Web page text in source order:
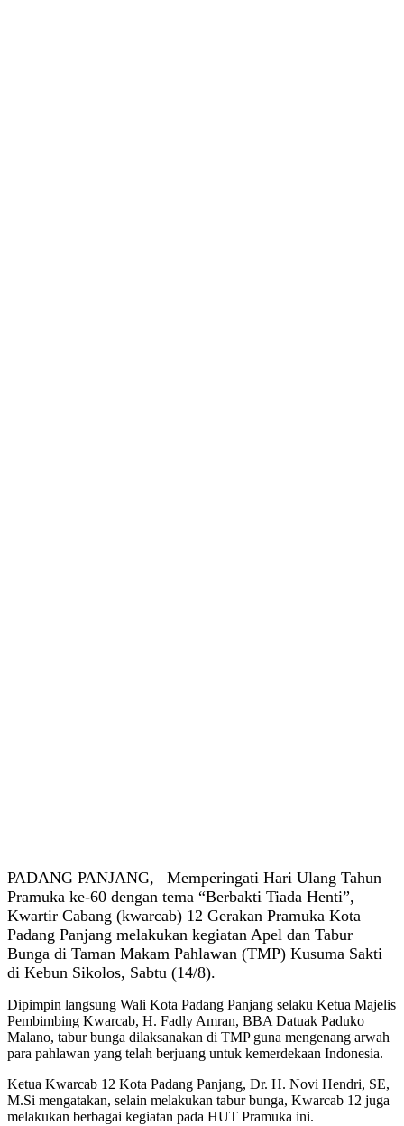
PADANG PANJANG,– Memperingati Hari Ulang Tahun
Pramuka ke-60 dengan tema “Berbakti Tiada Henti”,
Kwartir Cabang (kwarcab) 12 Gerakan Pramuka Kota
Padang Panjang melakukan kegiatan Apel dan Tabur
Bunga di Taman Makam Pahlawan (TMP) Kusuma Sakti
di Kebun Sikolos, Sabtu (14/8).
Dipimpin langsung Wali Kota Padang Panjang selaku Ketua Majelis
Pembimbing Kwarcab, H. Fadly Amran, BBA Datuak Paduko
Malano, tabur bunga dilaksanakan di TMP guna mengenang arwah
para pahlawan yang telah berjuang untuk kemerdekaan Indonesia.
Ketua Kwarcab 12 Kota Padang Panjang, Dr. H. Novi Hendri, SE,
M.Si mengatakan, selain melakukan tabur bunga, Kwarcab 12 juga
melakukan berbagai kegiatan pada HUT Pramuka ini.